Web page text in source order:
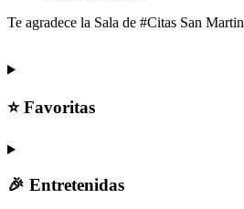
Te agradece la Sala de #Citas San Martin
⭐ Favoritas
🎉 Entretenidas